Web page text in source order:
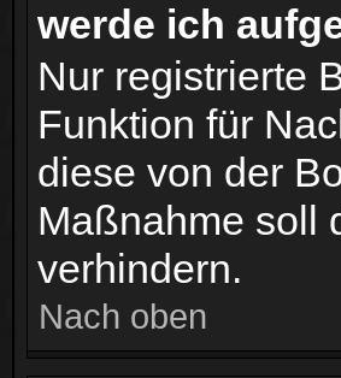
werde ich
Nur registrierte
Funktion für
diese von der
Maßnahme soll
verhindern.
Nach oben